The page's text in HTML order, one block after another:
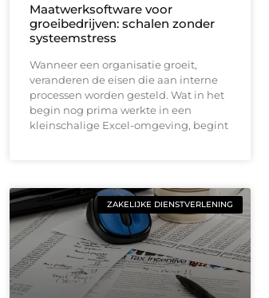
Maatwerksoftware voor
groeibedrijven: schalen zonder
systeemstress
Wanneer een organisatie groeit,
veranderen de eisen die aan interne
processen worden gesteld. Wat in het
begin nog prima werkte in een
kleinschalige Excel-omgeving, begint
ZAKELIJKE DIENSTVERLENING